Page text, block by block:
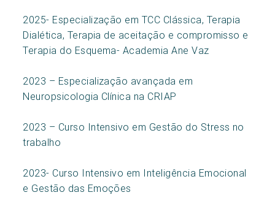
2025- Especialização em TCC Clássica, Terapia
Dialética, Terapia de aceitação e compromisso e
Terapia do Esquema- Academia Ane Vaz
2023 – Especialização avançada em
Neuropsicologia Clínica na CRIAP
2023 – Curso Intensivo em Gestão do Stress no
trabalho
2023- Curso Intensivo em Inteligência Emocional
e Gestão das Emoções